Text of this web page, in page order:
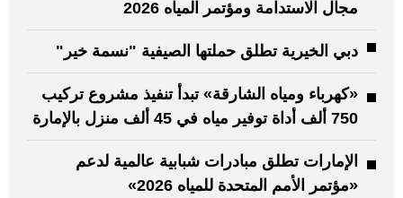
مجال الاستدامة ومؤتمر المياه 2026
دبي الخيرية تطلق حملتها الصيفية "نسمة خير"
«كهرباء ومياه الشارقة» تبدأ تنفيذ مشروع تركيب
750 ألف أداة توفير مياه في 45 ألف منزل بالإمارة
الإمارات تطلق مبادرات شبابية عالمية لدعم
«مؤتمر الأمم المتحدة للمياه 2026»